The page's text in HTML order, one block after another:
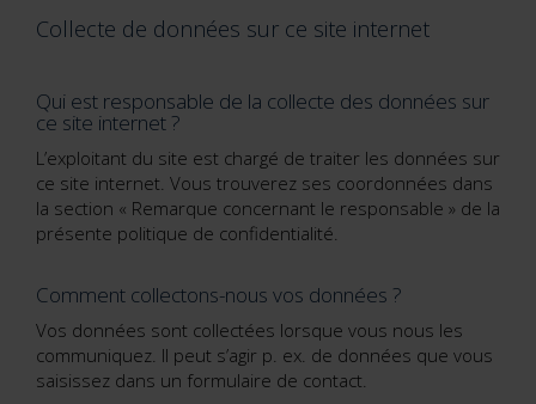
Collecte de données sur ce site internet
Qui est responsable de la collecte des données sur
ce site internet ?
L’exploitant du site est chargé de traiter les données sur
ce site internet. Vous trouverez ses coordonnées dans
la section « Remarque concernant le responsable » de la
présente politique de confidentialité.
Comment collectons-nous vos données ?
Vos données sont collectées lorsque vous nous les
communiquez. Il peut s’agir p. ex. de données que vous
saisissez dans un formulaire de contact.